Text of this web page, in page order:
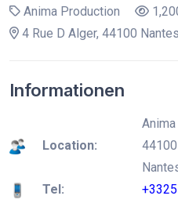
Anima Production
4 Rue D Alger, 44100
Informationen
Location:
Tel: